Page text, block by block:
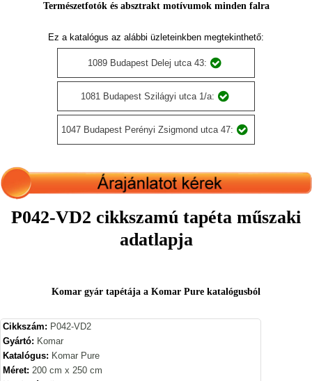
Természetfotók és absztrakt motívumok minden falra
Ez a katalógus az alábbi üzleteinkben megtekinthető:
1089 Budapest Delej utca 43:
1081 Budapest Szilágyi utca 1/a:
1047 Budapest Perényi Zsigmond utca 47:
P042-VD2 cikkszamú tapéta műszaki
adatlapja
Komar gyár tapétája a Komar Pure katalógusból
Cikkszám: P042-VD2
Gyártó: Komar
Katalógus: Komar Pure
Méret: 200 cm x 250 cm